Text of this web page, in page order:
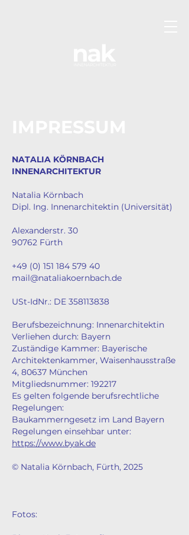
NATALIA KÖRNBACH
INNENARCHITEKTUR
Natalia Körnbach
Dipl. Ing. Innenarchitektin (Universität)
Alexanderstr. 30
90762 Fürth
+49 (0) 151 184 579 40
mail@nataliakoernbach.de
USt-IdNr.: DE 358113838
Berufsbezeichnung: Innenarchitektin
Verliehen durch: Bayern
Zuständige Kammer: Bayerische
Architektenkammer, Waisenhausstraße
4, 80637 München
Mitgliedsnummer: 192217
Es gelten folgende berufsrechtliche
Regelungen:
Baukammerngesetz im Land Bayern
Regelungen einsehbar unter:
https://www.byak.de
© Natalia Körnbach, Fürth, 2025
Fotos: